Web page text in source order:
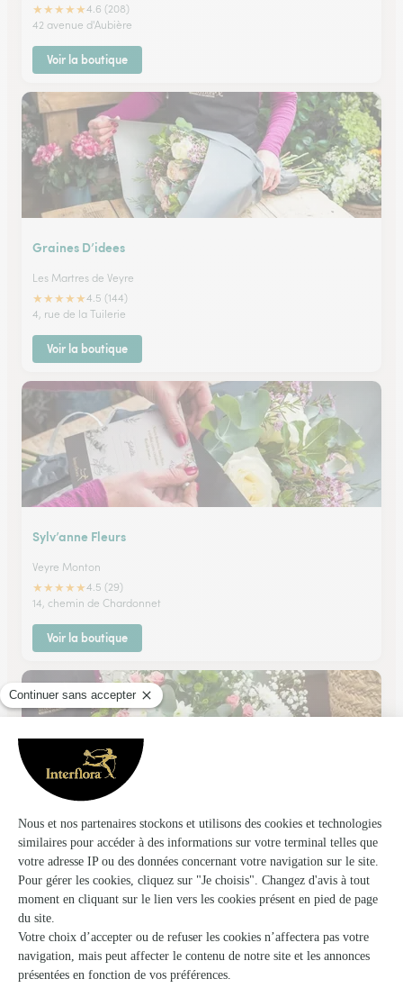
★★★★★4.6 (208)
42 avenue d'Aubière
Voir la boutique
Graines D’idees
Les Martres de Veyre
★★★★★4.5 (144)
4, rue de la Tuilerie
Voir la boutique
Sylv’anne Fleurs
Veyre Monton
★★★★★4.5 (29)
14, chemin de Chardonnet
Voir la boutique
Le Marengo Fleurs
Maringues
★ ★★★ ★4.9 (53)
1, rue Baudet Lafarge
Voir la boutique